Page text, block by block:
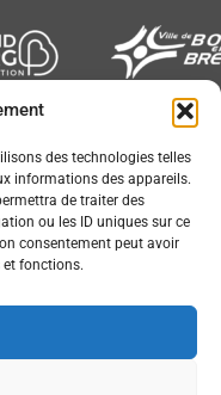
des technologies telles
informations des appareils.
de traiter des
ou les ID uniques sur ce
consentement peut avoir
fonctions.